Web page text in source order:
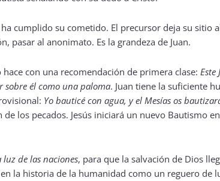
cumplido su cometido. El precursor deja su sitio
pasar al anonimato. Es la grandeza de Juan.
con una recomendación de primera clase: Este
sobre él como una paloma. Juan tiene la suficiente
Yo bauticé con agua, y el Mesías os
los pecados. Jesús iniciará un nuevo Bautismo
luz de las naciones, para que la salvación de Dios
la historia de la humanidad como un reguero de